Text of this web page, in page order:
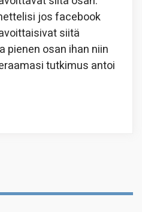
jos facebook
siitä
pienen osan ihan niin
tutkimus antoi